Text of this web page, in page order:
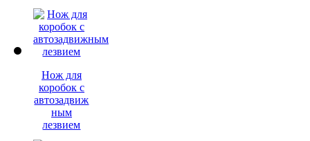
Нож для
коробок с
автозадвиж
ным
лезвием